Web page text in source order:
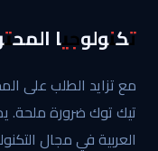
تكنولوجيا
مع تزايد الطلب على
تيك توك ضرورة ملحة.
العربية في مجال